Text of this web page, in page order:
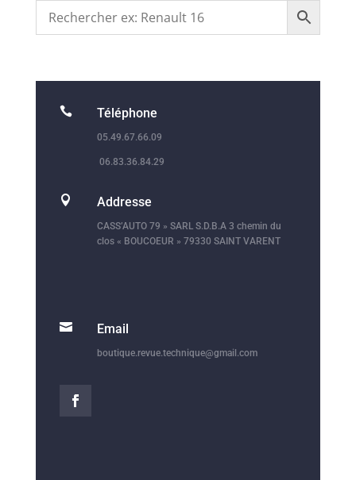
 Téléphone
05.49.67.66.09
06.83.36.84.29
 Addresse
CASS’AUTO 79 » SARL S.D.B.A 3 chemin du
clos « BOUCOEUR » 79330 SAINT VARENT
 Email
boutique.revue.technique@gmail.com